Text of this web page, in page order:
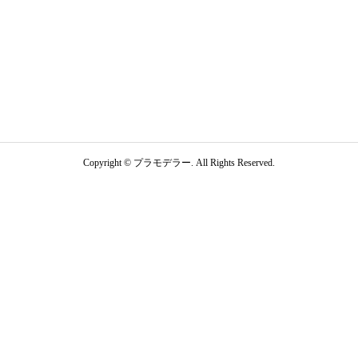
Copyright © プラモデラー. All Rights Reserved.